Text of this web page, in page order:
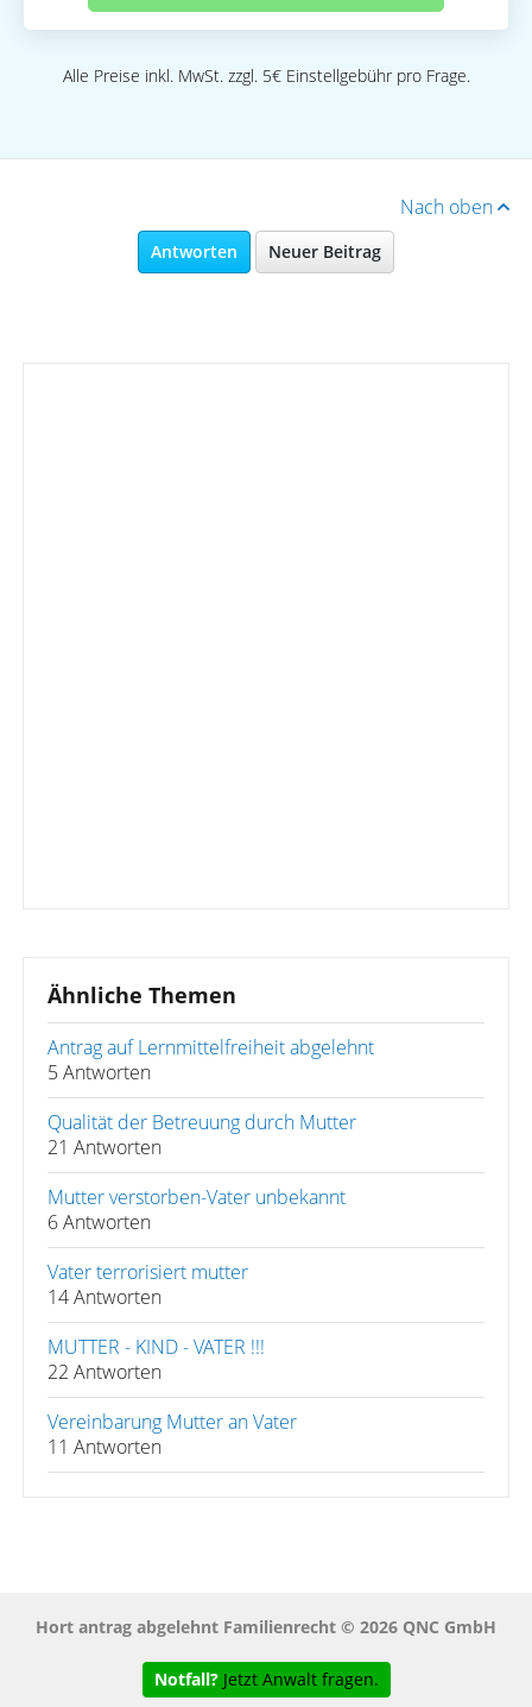
Alle Preise inkl. MwSt. zzgl. 5€ Einstellgebühr pro Frage.
Nach oben
Antworten Neuer Beitrag
Ähnliche Themen
Antrag auf Lernmittelfreiheit abgelehnt
5 Antworten
Qualität der Betreuung durch Mutter
21 Antworten
Mutter verstorben-Vater unbekannt
6 Antworten
Vater terrorisiert mutter
14 Antworten
MUTTER - KIND - VATER !!!
22 Antworten
Vereinbarung Mutter an Vater
11 Antworten
Hort antrag abgelehnt Familienrecht © 2026 QNC GmbH
Notfall? Jetzt Anwalt fragen.